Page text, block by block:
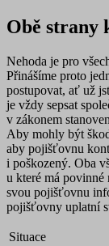
Obě strany
Nehoda je pro
Přinášíme proto
postupovat, ať už
je vždy sepsat
v zákonem
Aby mohly být
aby pojišťovnu
i poškozený. Oba
u které má
svou pojišťovnu
pojišťovny uplatní
Situace